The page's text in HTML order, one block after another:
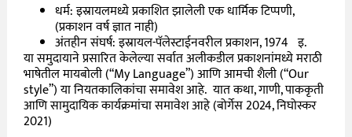
धर्म: इस्रायलमध्ये प्रकाशित झालेली एक धार्मिक टिप्पणी,
(प्रकाशन वर्ष ज्ञात नाही)
अंतहीन संघर्ष: इस्रायल-पॅलेस्टाईनवरील प्रकाशन, 1974 इ.
या समुदायाने प्रसारित केलेल्या सर्वात अलीकडील प्रकाशनांमध्ये मराठी
भाषेतील मायबोली (“My Language”) आणि आमची शैली (“Our
style”) या नियतकालिकांचा समावेश आहे. यात कथा, गाणी, पाककृती
आणि सामुदायिक कार्यक्रमांचा समावेश आहे (बोर्गेस 2024, निघोस्कर
2021)